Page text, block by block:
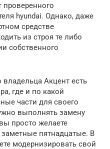
проверенного
hyundai. Однако, даже
средстве
из строя те либо
собственного
Акцент есть
где и по какой
части для своего
выполнять замену
просто желаете
пятнадцатые. В
модернизировать свой